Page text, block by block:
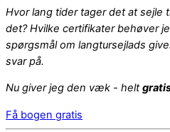
Hvor lang tider tager det at sejle
det? Hvilke certifikater behøver
spørgsmål om langtursejlads
svar på.
Nu giver jeg den væk - helt
Få bogen gratis